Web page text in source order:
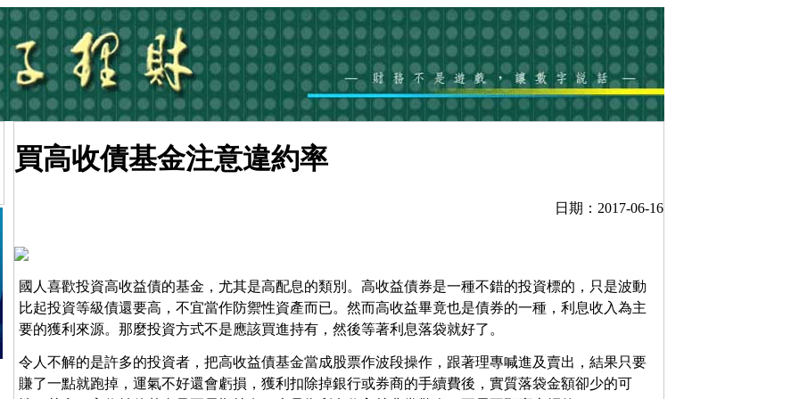
買高收債基金注意違約率
日期：2017-06-16
國人喜歡投資高收益債的基金，尤其是高配息的類別。高收益債券是一種不錯的投資標的，只是波動
比起投資等級債還要高，不宜當作防禦性資產而已。然而高收益畢竟也是債券的一種，利息收入為主
要的獲利來源。那麼投資方式不是應該買進持有，然後等著利息落袋就好了。
令人不解的是許多的投資者，把高收益債基金當成股票作波段操作，跟著理專喊進及賣出，結果只要
賺了一點就跑掉，運氣不好還會虧損，獲利扣除掉銀行或券商的手續費後，實質落袋金額卻少的可